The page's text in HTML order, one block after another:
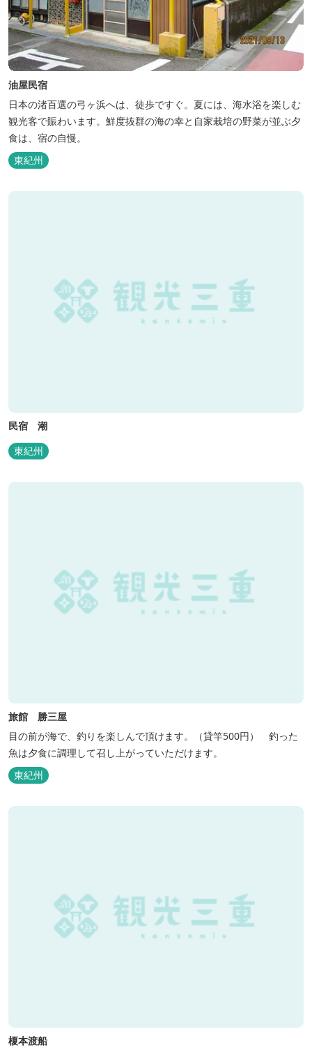
油屋民宿
日本の渚百選の弓ヶ浜へは、徒歩ですぐ。夏には、海水浴を楽しむ
観光客で賑わいます。鮮度抜群の海の幸と自家栽培の野菜が並ぶ夕
食は、宿の自慢。
東紀州
民宿 潮
東紀州
旅館 勝三屋
目の前が海で、釣りを楽しんで頂けます。（貸竿500円） 釣った
魚は夕食に調理して召し上がっていただけます。
東紀州
榎本渡船